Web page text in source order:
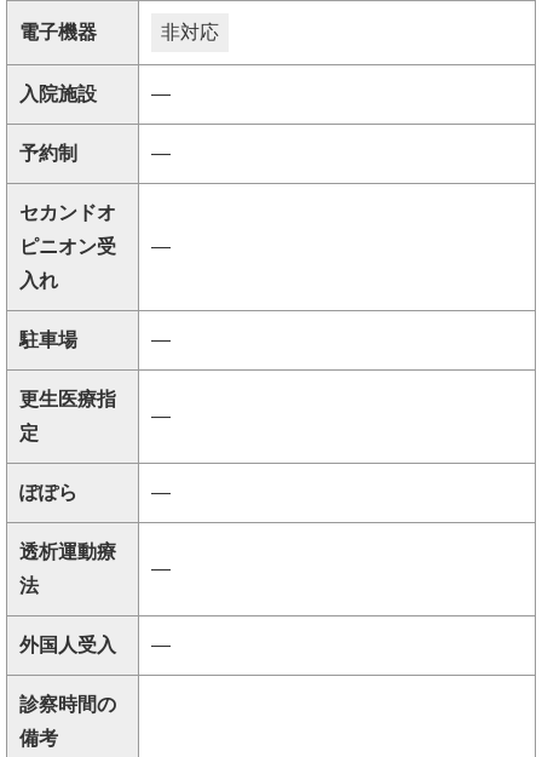
電子機器 非対応
入院施設 ―
予約制 ―
セカンドオ
ピニオン受
入れ
―
駐車場 ―
更生医療指
定
―
ぽぽら ―
透析運動療
法
―
外国人受入 ―
診察時間の
備考